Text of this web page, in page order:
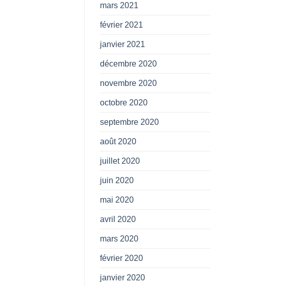
mars 2021
février 2021
janvier 2021
décembre 2020
novembre 2020
octobre 2020
septembre 2020
août 2020
juillet 2020
juin 2020
mai 2020
avril 2020
mars 2020
février 2020
janvier 2020